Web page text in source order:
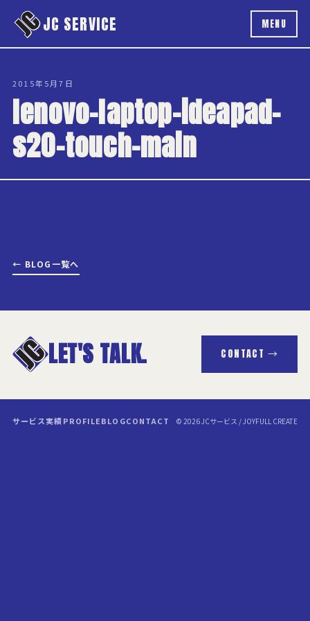
本文へスキップ
JC SERVICE MENU
2015年5月7日
lenovo-laptop-ideapad-
s20-touch-main
← BLOG一覧へ
LET'S TALK. CONTACT →
サービス実績PROFILEBLOGCONTACT © 2026 JCサービス / JOYFULL CREATE